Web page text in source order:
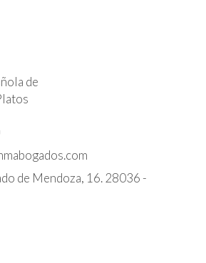
de
de Mendoza, 16. 28036 -